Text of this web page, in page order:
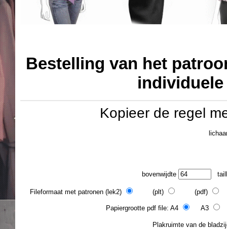
Bestelling van het
Kopieer de regel
bovenwijdte
Fileformaat met patronen (lek2) (plt) (pdf)
Papiergrootte pdf file: A4 A3
Plakruimte van de